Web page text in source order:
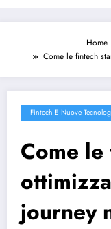
Home
Come le fintech
Fintech E Nuove
Come
journey